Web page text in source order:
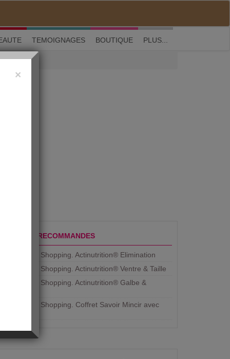
M'inscrire| Me connecter| ? Visite guidée
TEMOIGNAGES BOUTIQUE PLUS...
PRODUITS RECOMMANDES
Aujourdhui Shopping. Actinutrition® Elimination
Aujourdhui Shopping. Actinutrition® Ventre & Taille
Aujourdhui Shopping. Actinutrition® Galbe &
Aujourdhui Shopping. ​Coffret Savoir Mincir avec
×